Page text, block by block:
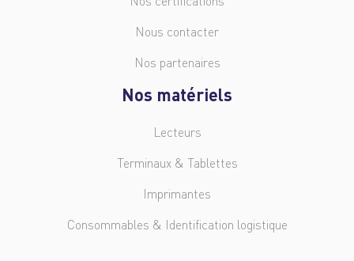
Nous contacter
Nos partenaires
Nos matériels
Lecteurs
Terminaux & Tablettes
Imprimantes
Consommables & Identification logistique